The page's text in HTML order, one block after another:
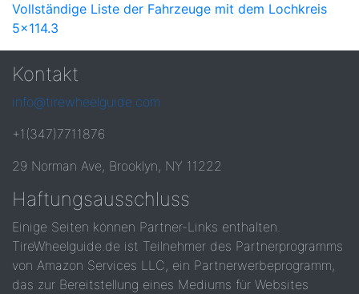
Vollständige Liste der Fahrzeuge mit dem Lochkreis
5x114.3
Kontakt
info@tirewheelguide.com
+1(347)7711876
29 Norman Ave, Brooklyn, NY 11222
Haftungsausschluss
Einige Seiten können Partner-Links enthalten.
TireWheelguide.de ist Teilnehmer des Partnerprogramms
von Amazon Services LLC, ein Partnerwerbeprogramm,
das zur Bereitstellung eines Mediums für Websites